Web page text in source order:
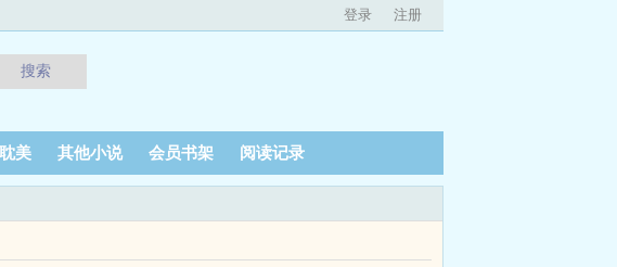
登录 注册
搜索
美 其他小说 会员书架 阅读记录